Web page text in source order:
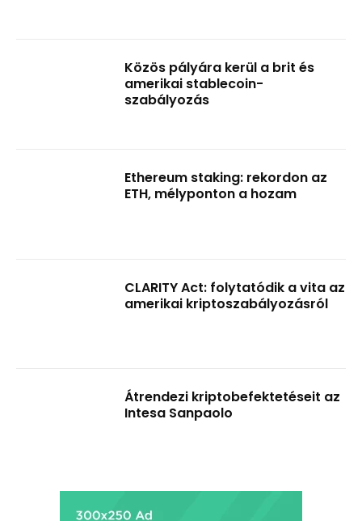
Közös pályára kerül a brit és
amerikai stablecoin-
szabályozás
Ethereum staking: rekordon az
ETH, mélyponton a hozam
CLARITY Act: folytatódik a vita az
amerikai kriptoszabályozásról
Átrendezi kriptobefektetéseit az
Intesa Sanpaolo